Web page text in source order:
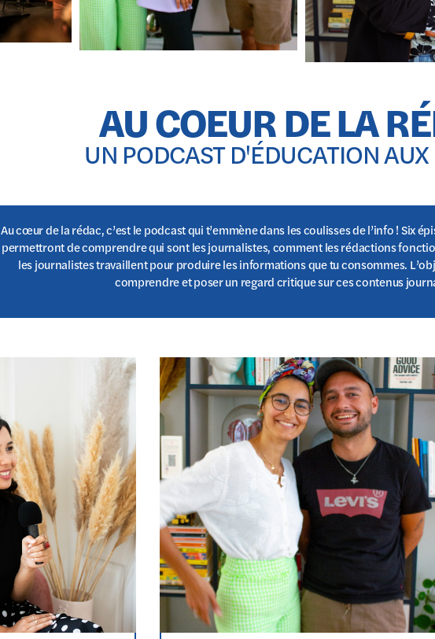
AU COEUR DE LA
UN PODCAST D'ÉDUCATION
Au cœur de la rédac, c’est le podcast qui t’emmène dans les coulisses de l’info ! Six
permettront de comprendre qui sont les journalistes, comment les rédactions
les journalistes travaillent pour produire les informations que tu consommes.
comprendre et poser un regard critique sur ces contenus